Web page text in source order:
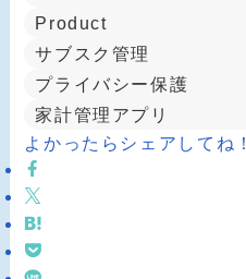
Product
サブスク管理
プライバシー保護
家計管理アプリ
よかったらシェアしてね！